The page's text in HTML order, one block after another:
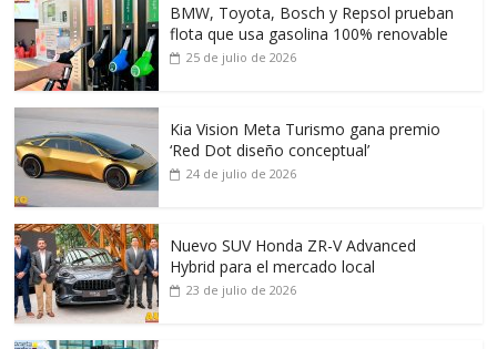
BMW, Toyota, Bosch y Repsol prueban
flota que usa gasolina 100% renovable
25 de julio de 2026
Kia Vision Meta Turismo gana premio
‘Red Dot diseño conceptual’
24 de julio de 2026
Nuevo SUV Honda ZR-V Advanced
Hybrid para el mercado local
23 de julio de 2026